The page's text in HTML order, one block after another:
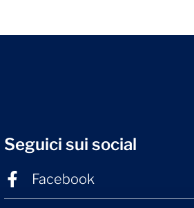
Seguici sui social
Facebook